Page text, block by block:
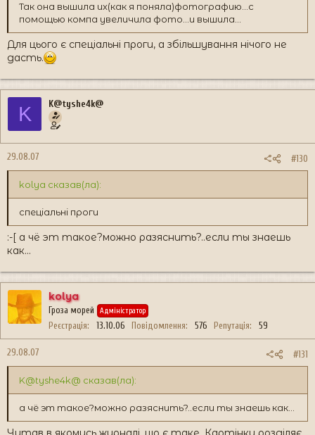
Так она вышила их(как я поняла)фотографию...с
помощью компа увеличила фото...и вышила...
Для цього є спеціальні проги, а збільшування нічого не
дасть.
K K@tyshe4k@
29.08.07 #130
kolya сказав(ла):
спеціальні проги
:-[ а чё эт такое?можно разяснить?..если ты знаешь
как...
kolya
Гроза морей Адміністратор
Реєстрація 13.10.06 Повідомлення 576 Репутація 59
29.08.07 #131
K@tyshe4k@ сказав(ла):
а чё эт такое?можно разяснить?..если ты знаешь как...